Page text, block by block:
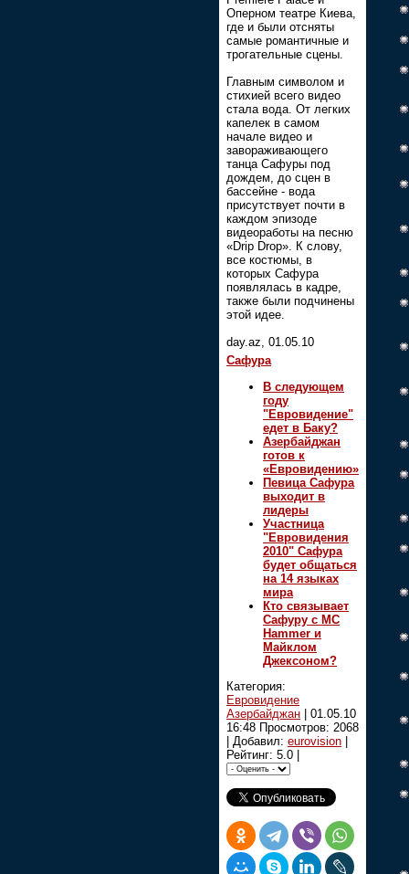
Оперном театре Киева,
где и были отсняты
самые романтичные и
трогательные сцены.
Главным символом и
стихией всего видео
стала вода. От легких
капелек в самом
начале видео и
завораживающего
танца Сафуры под
дождем, до сцен в
бассейне - вода
присутствует почти в
каждом эпизоде
видеоработы на песню
«Drip Drop». К слову,
все костюмы, в
которых Сафура
появлялась в кадре,
также были подчинены
этой идее.
day.az, 01.05.10
Сафура
В следующем
году
"Евровидение"
едет в Баку?
Азербайджан
готов к
«Евровидению»
Певица Сафура
выходит в
лидеры
Участница
"Евровидения
2010" Сафура
будет общаться
на 14 языках
мира
Кто связывает
Сафуру с MC
Hammer и
Майклом
Джексоном?
Категория:
Евровидение
Азербайджан
01.05.10
16:48 Просмотров: 2068
| Добавил: eurovision
Рейтинг: 5.0 |